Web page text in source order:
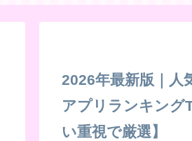
2026年最新版｜人
アプリランキング
い重視で厳選】